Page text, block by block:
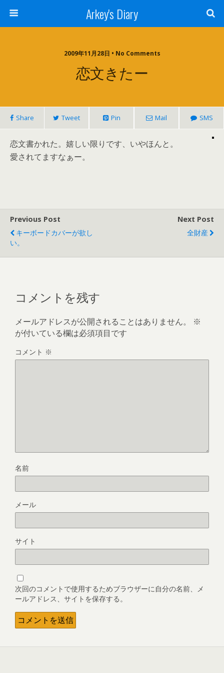
Arkey's Diary
2009年11月28日 • No Comments
恋文きたー
Share Tweet Pin Mail SMS
恋文書かれた。嬉しい限りです、いやほんと。
愛されてますなぁー。
Previous Post
キーボードカバーが欲し
い。
Next Post
全財産
コメントを残す
メールアドレスが公開されることはありません。
※
が付いている欄は必須項目です
コメント ※
名前
メール
サイト
次回のコメントで使用するためブラウザーに自分の名前、メ
ールアドレス、サイトを保存する。